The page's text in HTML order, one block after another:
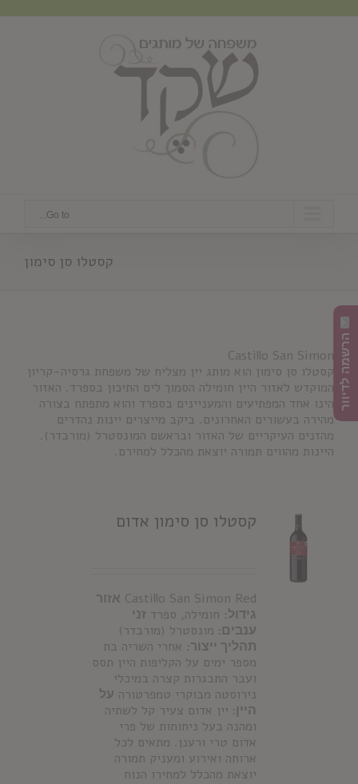
Go to...
קסטלו סן סימון
Castillo San Simon
קסטלו סן סימון הוא מותג יין מצליח של משפחת גרסיה-קריון
המוקדש לאזור היין חומילה הסמוך לים התיכון בספרד. האזור
הינו אחד המפתיעים והמעניינים בספרד והוא מתפתח בצורה
מהירה בעשורים האחרונים. ביקב מייצרים יינות נהדרים
מהזנים העיקריים של האזור ובראשם המונסטרל (מורבדר).
היינות מהווים תמורה יוצאת מהכלל למחירם.
קסטלו סן סימון אדום
Castillo San Simon Red אזור
גידול: חומילה, ספרד זני
ענבים: מונסטרל (מורבדר)
תהליך ייצור: אחרי השריה בת
מספר ימים על הקליפות היין תסס
ועבר התבגרות קצרה במיכלי
נירוסטה מבוקרי טמפרטורה על
היין: יין אדום צעיר קל לשתיה
ומהנה בעל ניחוחות של פרי
אדום טרי ורענן. מתאים לכל
ארוחה ואירוע ומעניק תמורה
יוצאת מהכלל למחירו הנוח
הרשמה לדיוור